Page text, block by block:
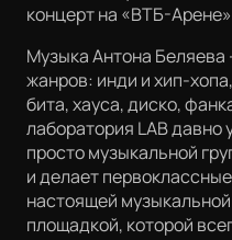
концерт на «ВТБ-
Музыка Антона Беляева
жанров: инди и хип-
бита, хауса, диско,
лаборатория LAB
просто музыкальной
и делает
настоящей
площадкой, которой